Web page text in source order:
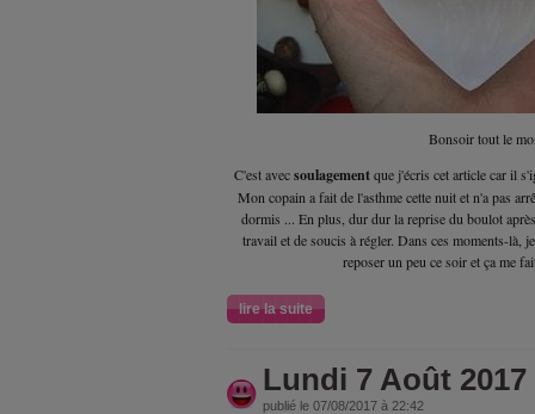
Bonsoir tout le
C'est avecsoulagementque j'écris cet article car il
Mon copain a fait de l'asthme cette nuit et n'a pas
dormis ... En plus, dur dur la reprise du boulot
travail et de soucis à régler. Dans ces moments-là,
reposer un peu ce soir et ça me
lire la suite
Lundi 7 Août 2017
publié le 07/08/2017 à 22:42